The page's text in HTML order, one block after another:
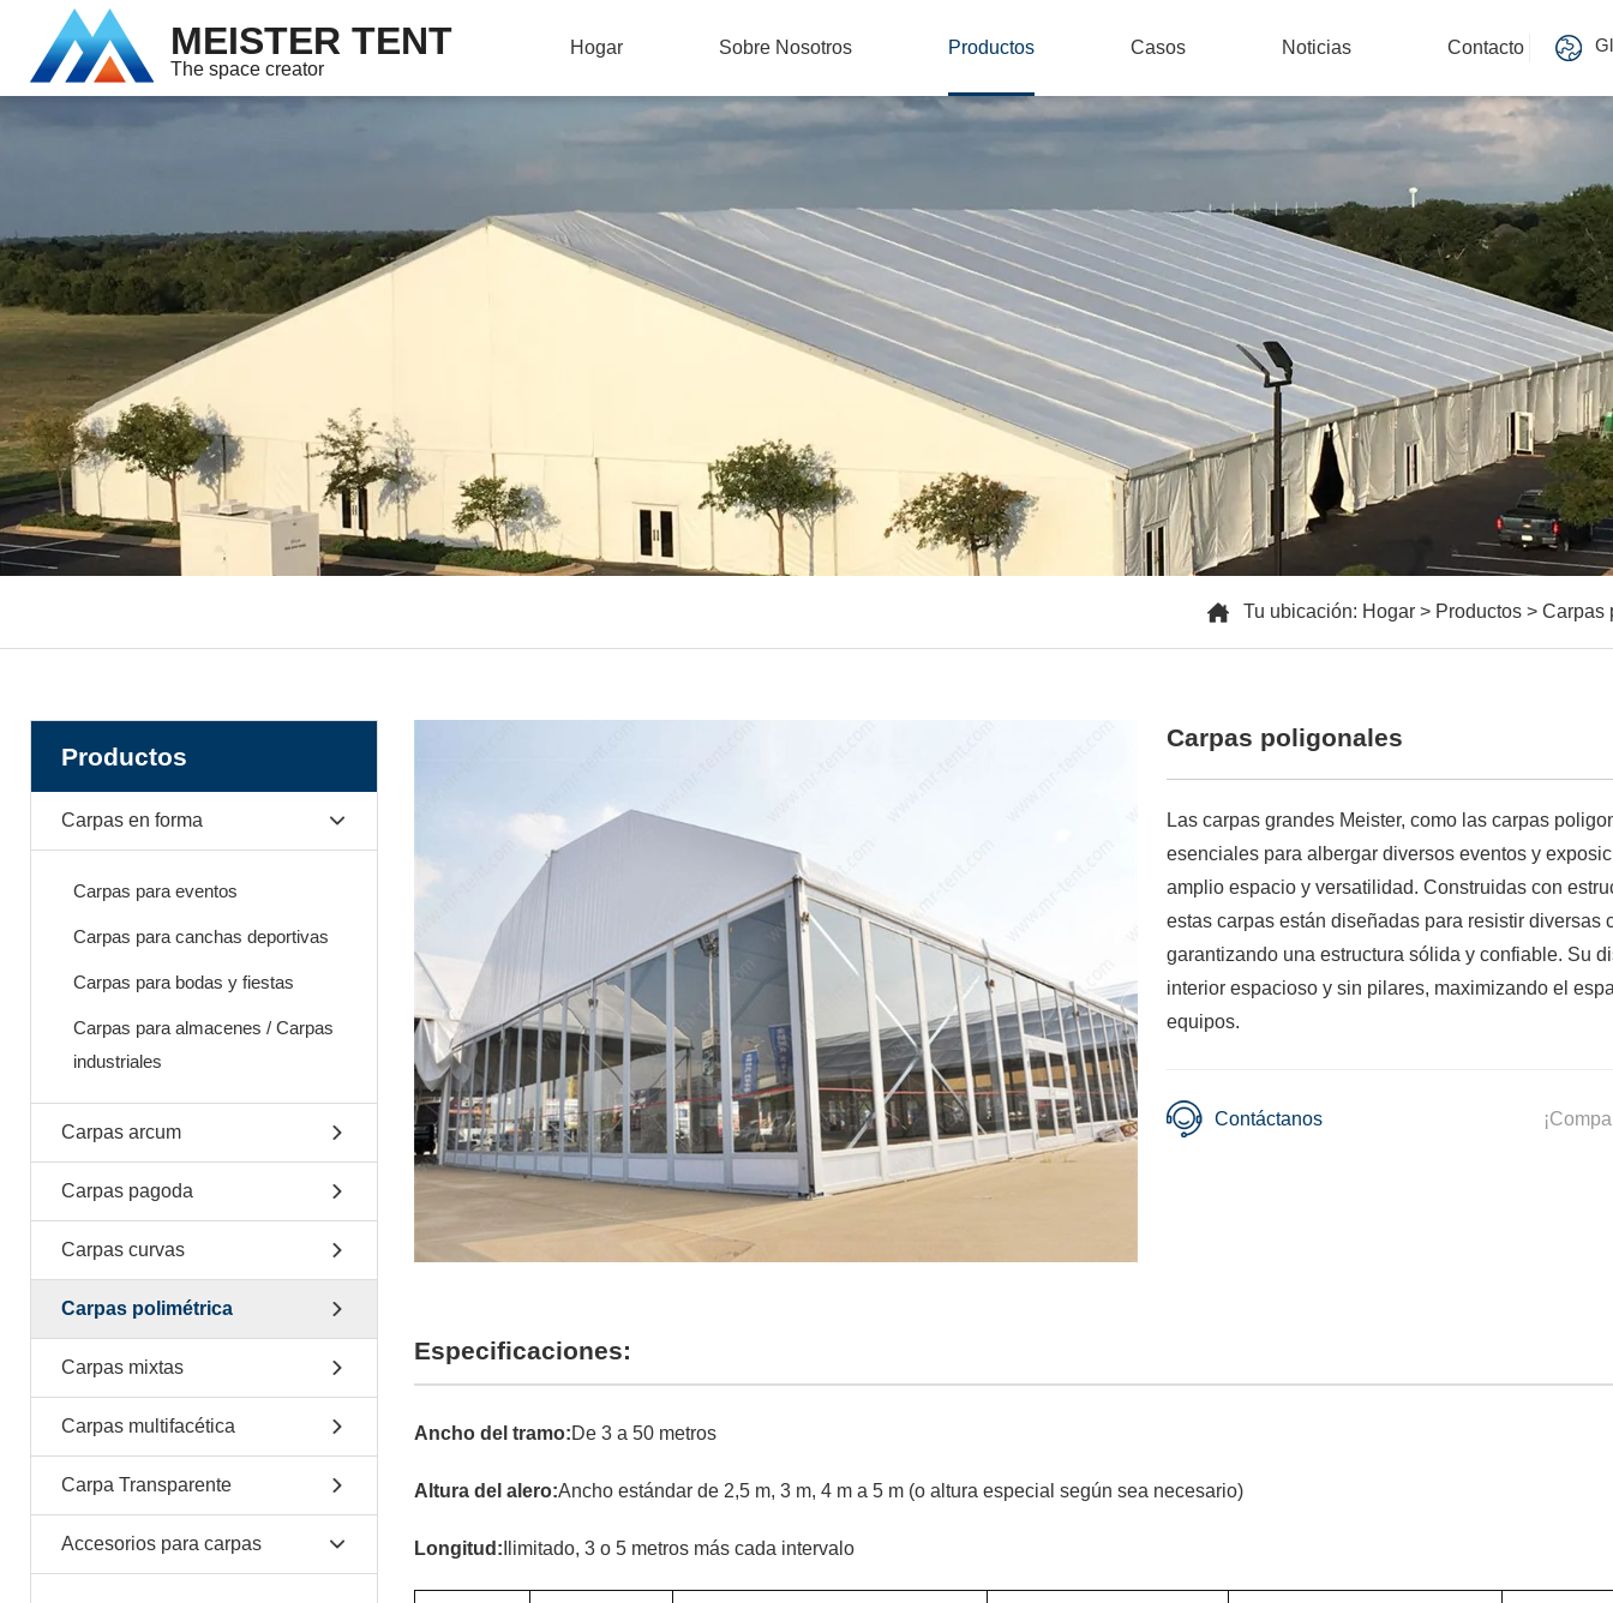
MEISTER TENT
The space creator
Hogar Sobre Nosotros Productos Casos Noticias Contacto
Tu ubicación: Hogar > Productos > Carpas
Carpas poligonales
Las carpas grandes Meister, como las carpas
esenciales para albergar diversos eventos y
amplio espacio y versatilidad. Construidas con
estas carpas están diseñadas para resistir diversas
garantizando una estructura sólida y confiable. Su
interior espacioso y sin pilares, maximizando el
equipos.
Contáctanos
Especificaciones:
Ancho del tramo:De 3 a 50 metros
Altura del alero:Ancho estándar de 2,5 m, 3 m, 4 m a 5 m (o altura especial según sea necesario)
Longitud: Ilimitado, 3 o 5 metros más cada intervalo
Productos
Carpas en forma
Carpas para eventos
Carpas para canchas deportivas
Carpas para bodas y fiestas
Carpas para almacenes / Carpas
industriales
Carpas arcum
Carpas pagoda
Carpas curvas
Carpas polimétrica
Carpas mixtas
Carpas multifacética
Carpa Transparente
Accesorios para carpas